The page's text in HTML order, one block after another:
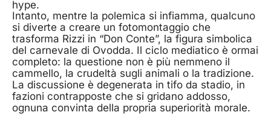
hype.
Intanto, mentre la polemica si infiamma, qualcuno
si diverte a creare un fotomontaggio che
trasforma Rizzi in “Don Conte”, la figura simbolica
del carnevale di Ovodda. Il ciclo mediatico è ormai
completo: la questione non è più nemmeno il
cammello, la crudeltà sugli animali o la tradizione.
La discussione è degenerata in tifo da stadio, in
fazioni contrapposte che si gridano addosso,
ognuna convinta della propria superiorità morale.